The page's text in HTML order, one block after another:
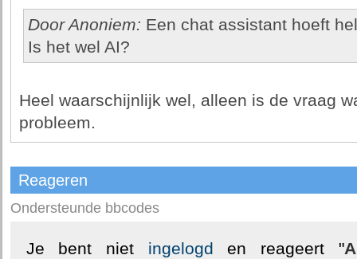
Door Anoniem: Een chat assistant hoeft
Is het wel AI?
Heel waarschijnlijk wel, alleen is de vraag
probleem.
Reageren
Ondersteunde bbcodes
Je bent niet ingelogd en reageert "